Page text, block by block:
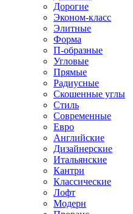
Дорогие
Эконом-класс
Элитные
Форма
П-образные
Угловые
Прямые
Радиусные
Скошенные углы
Стиль
Современные
Евро
Английские
Дизайнерские
Итальянские
Кантри
Классические
Лофт
Модерн